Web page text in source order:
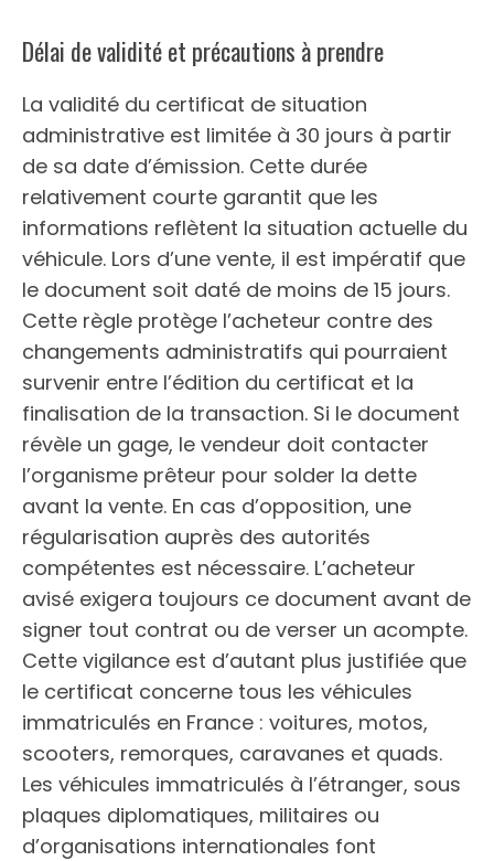
Délai de validité et précautions à prendre
La validité du certificat de situation
administrative est limitée à 30 jours à partir
de sa date d’émission. Cette durée
relativement courte garantit que les
informations reflètent la situation actuelle du
véhicule. Lors d’une vente, il est impératif que
le document soit daté de moins de 15 jours.
Cette règle protège l’acheteur contre des
changements administratifs qui pourraient
survenir entre l’édition du certificat et la
finalisation de la transaction. Si le document
révèle un gage, le vendeur doit contacter
l’organisme prêteur pour solder la dette
avant la vente. En cas d’opposition, une
régularisation auprès des autorités
compétentes est nécessaire. L’acheteur
avisé exigera toujours ce document avant de
signer tout contrat ou de verser un acompte.
Cette vigilance est d’autant plus justifiée que
le certificat concerne tous les véhicules
immatriculés en France : voitures, motos,
scooters, remorques, caravanes et quads.
Les véhicules immatriculés à l’étranger, sous
plaques diplomatiques, militaires ou
d’organisations internationales font